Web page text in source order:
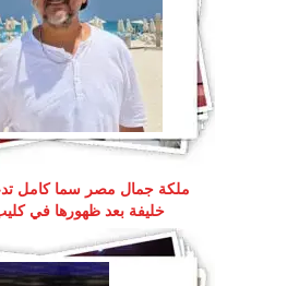
ملكة جمال مصر سما كامل
خليفة بعد ظهورها في